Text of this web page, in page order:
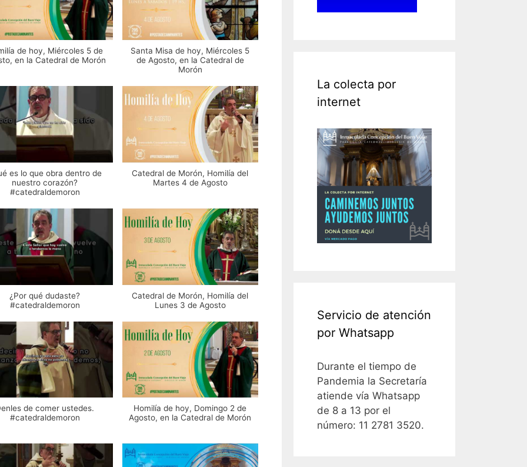
de hoy, Miércoles 5 de
en la Catedral de Morón
Santa Misa de hoy, Miércoles 5
de Agosto, en la Catedral de
Morón
es lo que obra dentro de
nuestro corazón?
#catedraldemoron
Catedral de Morón, Homilía del
Martes 4 de Agosto
¿Por qué dudaste?
#catedraldemoron
Catedral de Morón, Homilía del
Lunes 3 de Agosto
de comer ustedes.
#catedraldemoron
Homilía de hoy, Domingo 2 de
Agosto, en la Catedral de Morón
La colecta por
internet
Servicio de atención
por Whatsapp
Durante el tiempo de
Pandemia la Secretaría
atiende vía Whatsapp
de 8 a 13 por el
número: 11 2781 3520.